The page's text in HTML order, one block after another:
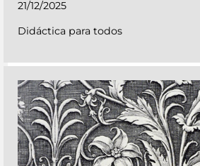
21/12/2025
Didáctica para todos